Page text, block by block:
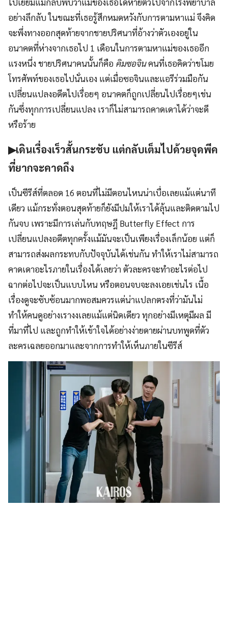
ไปเยี่ยมแม่กลับพบว่าแม่ของเธอได้หายตัวไปจากโรงพยาบาล
อย่างลึกลับ ในขณะที่เธอรู้สึกหมดหวังกับการตามหาแม่ จึงคิด
จะพึ่งทางออกสุดท้ายจากชายปริศนาที่อ้างว่าตัวเองอยู่ใน
อนาคตที่ห่างจากเธอไป 1 เดือนในการตามหาแม่ของเธออีก
แรงหนึ่ง ชายปริศนาคนนั้นก็คือ คิมซอจินคนที่เธอคิดว่าขโมย
โทรศัพท์ของเธอไปนั่นเอง แต่เมื่อซอจินและแอรีร่วมมือกัน
เปลี่ยนแปลงอดีตไปเรื่อยๆ อนาคตก็ถูกเปลี่ยนไปเรื่อยๆเช่น
กันซึ่งทุกการเปลี่ยนแปลง เราก็ไม่สามารถคาดเดาได้ว่าจะดี
หรือร้าย
▶เดินเรื่องเร็วสั้นกระชับ แต่กลับเต็มไปด้วยจุดพีค
ที่ยากจะคาดถึง
เป็นซีรีส์ที่ตลอด 16 ตอนที่ไม่มีตอนไหนน่าเบื่อเลยแม้แต่นาที
เดียว แม้กระทั่งตอนสุดท้ายก็ยังมีปมให้เราได้ลุ้นและติดตามไป
กันจบ เพราะมีการเล่นกับทฤษฎี Butterfly Effect การ
เปลี่ยนแปลงอดีตทุกครั้งแม้มันจะเป็นเพียงเรื่องเล็กน้อย แต่ก็
สามารถส่งผลกระทบกับปัจจุบันได้เช่นกัน ทำให้เราไม่สามารถ
คาดเดาอะไรภายในเรื่องได้เลยว่า ตัวละครจะทำอะไรต่อไป
ฉากต่อไปจะเป็นแบบไหน หรือตอนจบจะลงเอยเช่นไร เนื้อ
เรื่องดูจะซับซ้อนมากพอสมควรแต่น่าแปลกตรงที่ว่ามันไม่
ทำให้คนดูอย่างเรางงเลยแม้แต่นิดเดียว ทุกอย่างมีเหตุมีผล มี
ที่มาที่ไป และถูกทำให้เข้าใจได้อย่างง่ายดายผ่านบทพูดที่ตัว
ละครเฉลยออกมาและจากการทำให้เห็นภายในซีรีส์